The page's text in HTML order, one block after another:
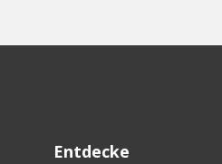
Entdecke